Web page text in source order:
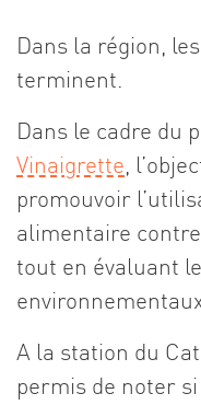
Dans la région,
terminent.
Dans le cadre du
Vinaigrette,
promouvoir
alimentaire
tout en évaluant
A la station du
permis de noter